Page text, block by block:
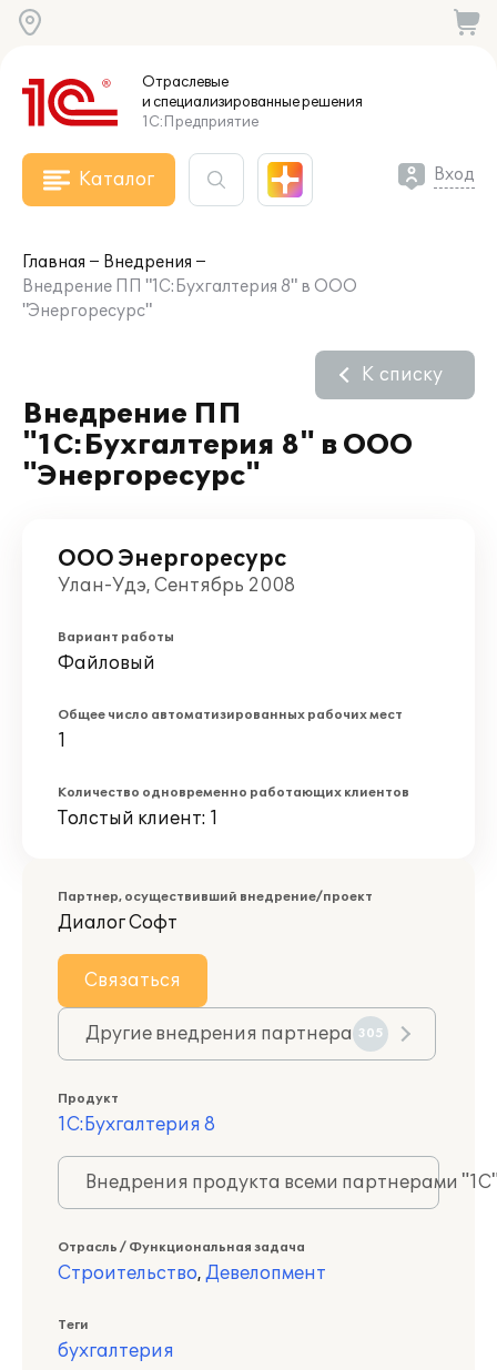
Отраслевые
и специализированныерешения
1С:Предприятие
Каталог Вход
Главная
Внедрения
Внедрение ПП "1С:Бухгалтерия 8" в ООО
"Энергоресурс"
Внедрение ПП
"1С:Бухгалтерия 8" в ООО
"Энергоресурс"
К списку
ООО Энергоресурс
Улан-Удэ, Сентябрь 2008
Вариант работы
Файловый
Общее число автоматизированных рабочих мест
1
Количество одновременно работающих клиентов
Толстый клиент: 1
Партнер, осуществивший внедрение/проект
Диалог Софт
Связаться
Другие внедрения партнера 305
Продукт
1С:Бухгалтерия 8
Внедрения продукта всеми партнерами
Отрасль / Функциональная задача
Строительство, Девелопмент
Теги
бухгалтерия